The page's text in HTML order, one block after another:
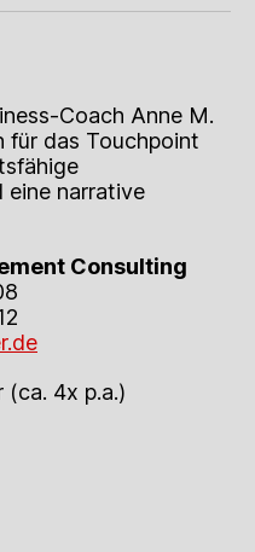
Coach Anne M.
für das Touchpoint
eine narrative
Consulting
4x p.a.)